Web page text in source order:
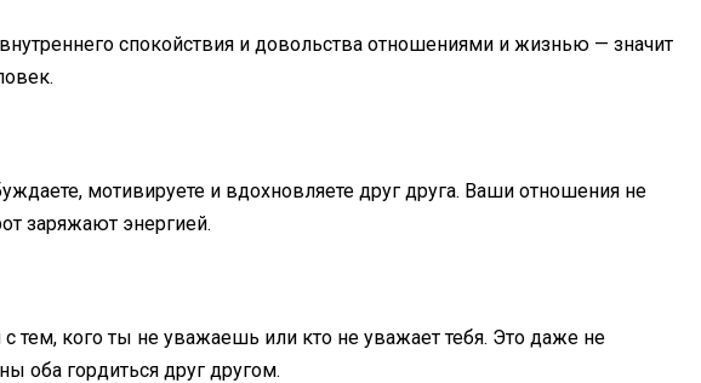
спокойствия и довольства отношениями и жизнью — значит
мотивируете и вдохновляете друг друга. Ваши отношения не
заряжают энергией.
с тем, кого ты не уважаешь или кто не уважает тебя. Это даже не
оба гордиться друг другом.